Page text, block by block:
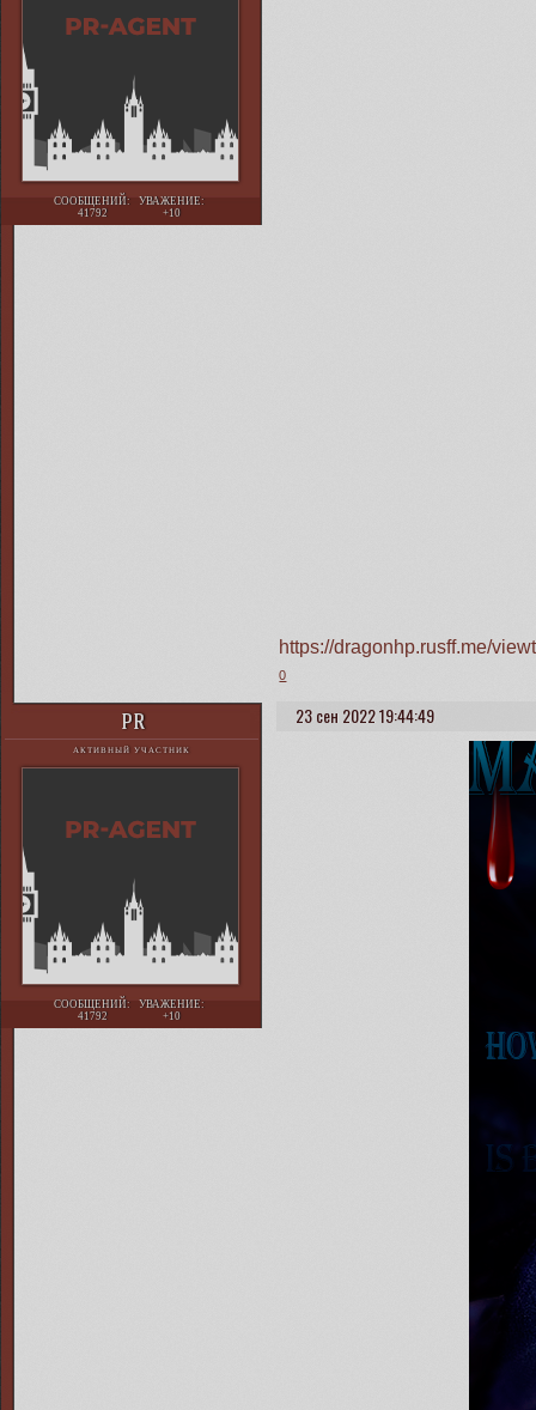
СООБЩЕНИЙ:
41792
УВАЖЕНИЕ:
+10
https://dragonhp.rusff.me/
0
23 сен 2022 19:44:49
PR
АКТИВНЫЙ УЧАСТНИК
СООБЩЕНИЙ:
41792
УВАЖЕНИЕ:
+10